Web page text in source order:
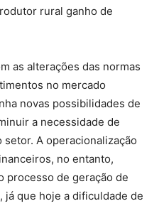
rural ganho de
as alterações das normas
no mercado
novas possibilidades de
a necessidade de
A operacionalização
no entanto,
processo de geração de
já que hoje a dificuldade de